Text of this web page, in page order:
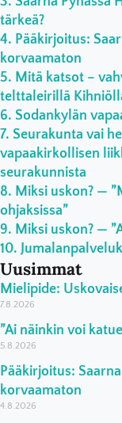
tärkeä?
Pääkirjoitus:
korvaamaton
Mitä katsot –
telttaleirillä
Sodankylän
Seurakunta vai
vapaakirkollisen
seurakunnista
Miksi uskon? —
ohjaksissa”
Miksi uskon? —
Uusimmat
Mielipide:
7.8.2026
”Ai näinkin voi
5.8.2026
Pääkirjoitus:
korvaamaton
4.8.2026